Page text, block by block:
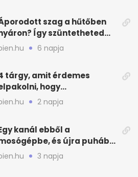
szag a hűtőben
Így szüntetheted
olcsón6 napja
tárgy, amit érdemes
hogy
tűnjön a lakás
2 napja
kanál ebből a
és újra puhább
a törölköző
3 napja